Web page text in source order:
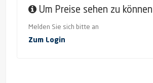
Um Preise sehen zu können
Melden Sie sich bitte an
Zum Login